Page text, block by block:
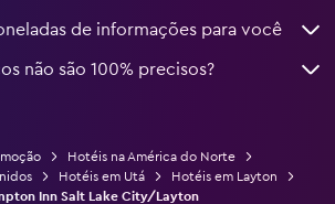
de informações para você
não são 100% precisos?
Hotéis na América do Norte
Hotéis em Utá
Hotéis em Layton
Inn Salt Lake City/Layton